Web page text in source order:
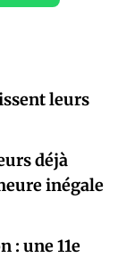
leurs
déjà
inégale
: une 11e